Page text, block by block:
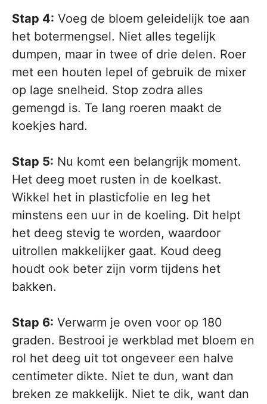
Stap 4: Voeg de bloem geleidelijk toe aan
het botermengsel. Niet alles tegelijk
dumpen, maar in twee of drie delen. Roer
met een houten lepel of gebruik de mixer
op lage snelheid. Stop zodra alles
gemengd is. Te lang roeren maakt de
koekjes hard.
Stap 5: Nu komt een belangrijk moment.
Het deeg moet rusten in de koelkast.
Wikkel het in plasticfolie en leg het
minstens een uur in de koeling. Dit helpt
het deeg stevig te worden, waardoor
uitrollen makkelijker gaat. Koud deeg
houdt ook beter zijn vorm tijdens het
bakken.
Stap 6: Verwarm je oven voor op 180
graden. Bestrooi je werkblad met bloem en
rol het deeg uit tot ongeveer een halve
centimeter dikte. Niet te dun, want dan
breken ze makkelijk. Niet te dik, want dan